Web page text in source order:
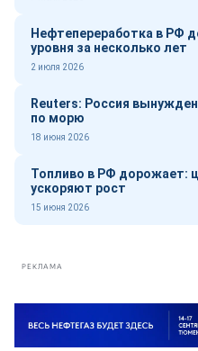
Нефтепереработка в РФ
уровня за несколько лет
2 июля 2026
Reuters: Россия
по морю
18 июня 2026
Топливо в РФ дорожает:
ускоряют рост
15 июня 2026
РЕКЛАМА